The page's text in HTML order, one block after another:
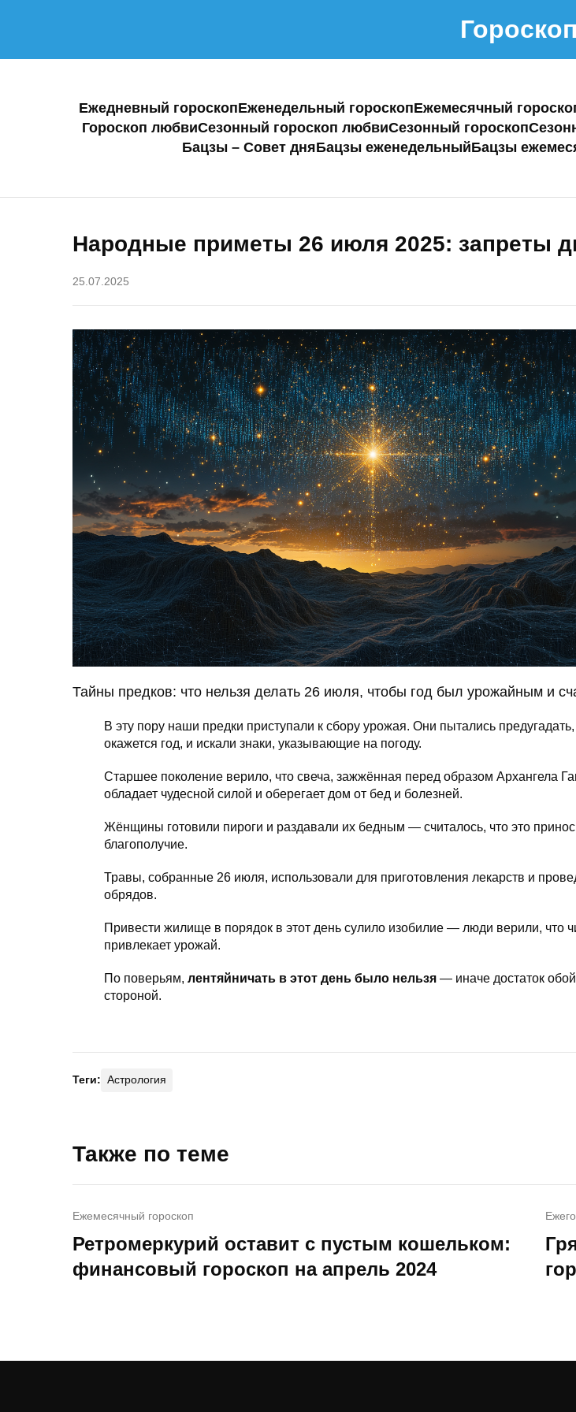
Ежедневный гороскопЕженедельный гороскопЕжемесячный
Гороскоп любвиСезонный гороскоп любвиСезонный гороскоп
Бацзы – Совет дняБацзы еженедельныйБацзы
Народные приметы 26 июля 2025: запреты
25.07.2025
Тайны предков: что нельзя делать 26 июля, чтобы год был урожайным и
В эту пору наши предки приступали к сбору урожая. Они пытались предугадать,
окажется год, и искали знаки, указывающие на погоду.
Старшее поколение верило, что свеча, зажжённая перед образом Архангела
обладает чудесной силой и оберегает дом от бед и болезней.
Жёнщины готовили пироги и раздавали их бедным — считалось, что это
благополучие.
Травы, собранные 26 июля, использовали для приготовления лекарств и
обрядов.
Привести жилище в порядок в этот день сулило изобилие — люди верили, что
привлекает урожай.
По поверьям, лентяйничать в этот день было нельзя — иначе достаток
стороной.
Теги: Астрология
Также по теме
Ежемесячный гороскоп
Ретромеркурий оставит с пустым кошельком:
финансовый гороскоп на апрель 2024